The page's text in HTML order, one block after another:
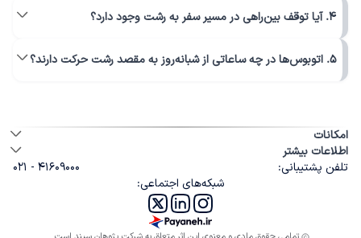
4. آیا توقف بین‌راهی در مسیر سفر به رشت وجود دارد؟
5. اتوبوس‌ها در چه ساعاتی از شبانه‌روز به مقصد رشت حرکت دارند؟
امکانات
اطلاعات بیشتر
تلفن پشتیبانی:
۰۲۱ - ۴۱۶۰۹۰۰۰
شبکه‌های اجتماعی: